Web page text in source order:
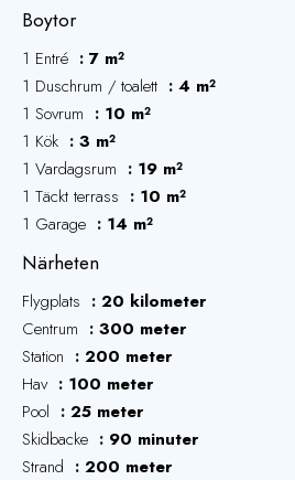
Boytor
1 Entré
7 m²
1 Duschrum / toalett
4 m²
1 Sovrum
10 m²
1 Kök
3 m²
1 Vardagsrum
19 m²
1 Täckt terrass
10 m²
1 Garage
14 m²
Närheten
Flygplats
20 kilometer
Centrum
300 meter
Station
200 meter
Hav
100 meter
Pool
25 meter
Skidbacke
90 minuter
Strand
200 meter